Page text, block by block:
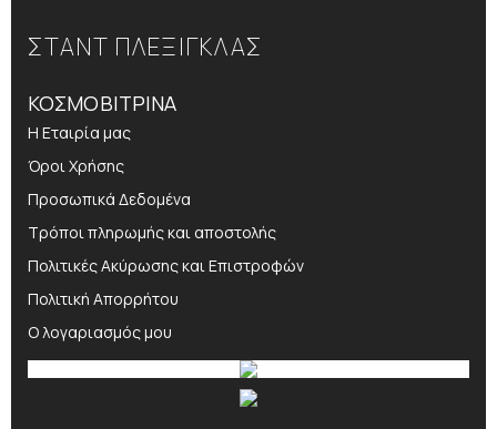
ΣΤΑΝΤ ΠΛΕΞΙΓΚΛΑΣ
ΚΟΣΜΟΒΙΤΡΙΝΑ
Η Εταιρία μας
Όροι Χρήσης
Προσωπικά Δεδομένα
Τρόποι πληρωμής και αποστολής
Πολιτικές Ακύρωσης και Επιστροφών
Πολιτική Απορρήτου
Ο λογαριασμός μου